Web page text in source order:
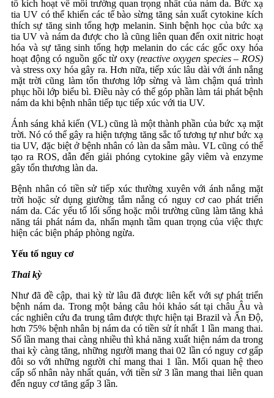
tố kích hoạt về môi trường quan trọng nhất của nám da. Bức xạ
tia UV có thể khiến các tế bào sừng tăng sản xuất cytokine kích
thích sự tăng sinh tổng hợp melanin. Sinh bệnh học của bức xạ
tia UV và nám da được cho là cũng liên quan đến oxit nitric hoạt
hóa và sự tăng sinh tổng hợp melanin do các các gốc oxy hóa
hoạt động có nguồn gốc từ oxy (reactive oxygen species – ROS)
và stress oxy hóa gây ra. Hơn nữa, tiếp xúc lâu dài với ánh nắng
mặt trời cũng làm tổn thương lớp sừng và làm chậm quá trình
phục hồi lớp biểu bì. Điều này có thể góp phần làm tái phát bệnh
nám da khi bệnh nhân tiếp tục tiếp xúc với tia UV.
Ánh sáng khả kiến (VL) cũng là một thành phần của bức xạ mặt
trời. Nó có thể gây ra hiện tượng tăng sắc tố tương tự như bức xạ
tia UV, đặc biệt ở bệnh nhân có làn da sẫm màu. VL cũng có thể
tạo ra ROS, dẫn đến giải phóng cytokine gây viêm và enzyme
gây tổn thương làn da.
Bệnh nhân có tiền sử tiếp xúc thường xuyên với ánh nắng mặt
trời hoặc sử dụng giường tắm nắng có nguy cơ cao phát triển
nám da. Các yếu tố lối sống hoặc môi trường cũng làm tăng khả
năng tái phát nám da, nhấn mạnh tầm quan trọng của việc thực
hiện các biện pháp phòng ngừa.
Yếu tố nguy cơ
Thai kỳ
Như đã đề cập, thai kỳ từ lâu đã được liên kết với sự phát triển
bệnh nám da. Trong một bảng câu hỏi khảo sát tại châu Âu và
các nghiên cứu đa trung tâm được thực hiện tại Brazil và Ấn Độ,
hơn 75% bệnh nhân bị nám da có tiền sử ít nhất 1 lần mang thai.
Số lần mang thai càng nhiều thì khả năng xuất hiện nám da trong
thai kỳ càng tăng, những người mang thai 02 lần có nguy cơ gấp
đôi so với những người chỉ mang thai 1 lần. Mối quan hệ theo
cấp số nhân này nhất quán, với tiền sử 3 lần mang thai liên quan
đến nguy cơ tăng gấp 3 lần.